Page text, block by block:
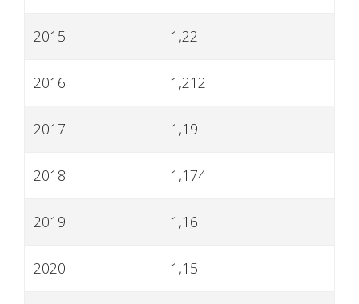
2015 1,22
2016 1,212
2017 1,19
2018 1,174
2019 1,16
2020 1,15